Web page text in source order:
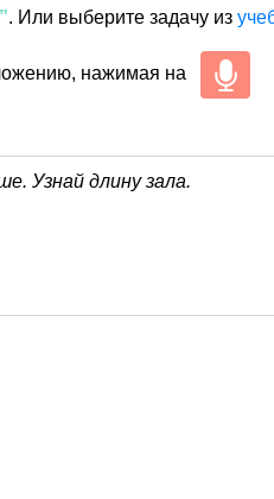
. Или выберите задачу из
нажимая на